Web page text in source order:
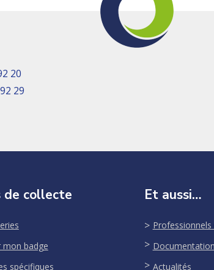
20
29
de collecte
mon badge
spécifiques
Et aussi…
Actualités